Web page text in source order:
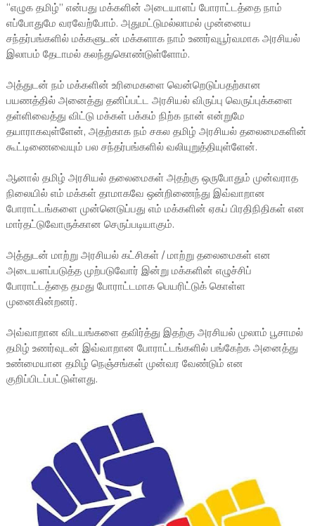
“எழுக தமிழ்” என்பது மக்களின் அடையாளப் போராட்டத்தை நாம்
எப்போதுமே வரவேற்போம். அதுமட்டுமல்லாமல் முன்னைய
சந்தர்பங்களில் மக்களுடன் மக்களாக நாம் உணர்வுபூர்வமாக அரசியல்
இலாபம் தேடாமல் கலந்துகொண்டுள்ளோம்.
அத்துடன் நம் மக்களின் உரிமைகளை வென்றெடுப்பதற்கான
பயணத்தில் அனைத்து தனிப்பட்ட அரசியல் விருப்பு வெருப்புக்களை
தள்ளிவைத்து விட்டு மக்கள் பக்கம் நிற்க நான் என்றுமே
தயாராகவுள்ளேன், அதற்காக நம் சகல தமிழ் அரசியல் தலைமைகளின்
கூட்டிணைவையும் பல சந்தர்பங்களில் வலியுறுத்தியுள்ளேன்.
ஆனால் தமிழ் அரசியல் தலைமைகள் அதற்கு ஒருபோதும் முன்வராத
நிலையில் எம் மக்கள் தாமாகவே ஒன்றிணைந்து இவ்வாறான
போராட்டங்களை முன்னெடுப்பது எம் மக்களின் ஏகப் பிரதிநிதிகள் என
மார்தட்டுவோருக்கான செருப்படியாகும்.
அத்துடன் மாற்று அரசியல் கட்சிகள் / மாற்று தலைமைகள் என
அடையளப்படுத்த முற்படுவோர் இன்று மக்களின் எழுச்சிப்
போராட்டத்தை தமது போராட்டமாக பெயரிட்டுக் கொள்ள
முனைகின்றனர்.
அவ்வாறான விடயங்களை தவிர்த்து இதற்கு அரசியல் முலாம் பூசாமல்
தமிழ் உணர்வுடன் இவ்வாறான போராட்டங்களில் பங்கேற்க அனைத்து
உண்மையான தமிழ் நெஞ்சங்கள் முன்வர வேண்டும் என
குறிப்பிடப்பட்டுள்ளது.